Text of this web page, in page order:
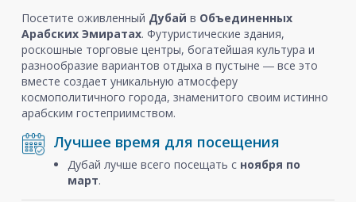
Посетите оживленный Дубай в Объединенных
Арабских Эмиратах. Футуристические здания,
роскошные торговые центры, богатейшая культура и
разнообразие вариантов отдыха в пустыне ― все это
вместе создает уникальную атмосферу
космополитичного города, знаменитого своим истинно
арабским гостеприимством.
Лучшее время для посещения
Дубай лучше всего посещать с ноября по
март.